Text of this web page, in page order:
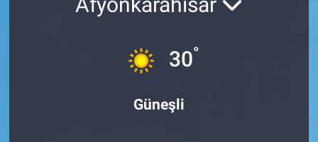
30°
Güneşli
Resmi İlan
Haber Arşivi